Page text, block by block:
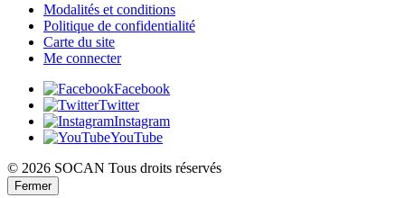
Modalités et conditions
Politique de confidentialité
Carte du site
Me connecter
Facebook
Twitter
Instagram
YouTube
© 2026 SOCAN Tous droits réservés
Fermer